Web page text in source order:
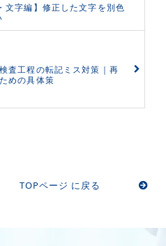
文字編】修正した文字を別色
査工程の転記ミス対策｜再
めの具体策
TOPページ に戻る